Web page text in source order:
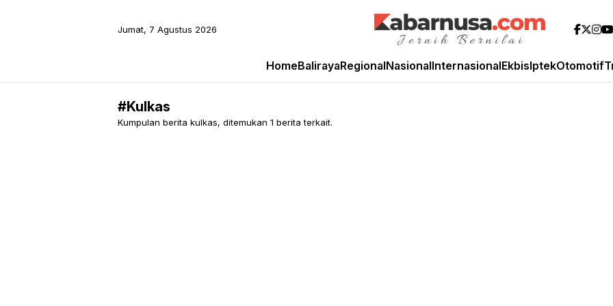
Jumat, 7 Agustus 2026
HomeBalirayaRegionalNasionalInternasionalEkbisIptekOtomotif
#Kulkas
Kumpulan berita kulkas, ditemukan 1 berita terkait.